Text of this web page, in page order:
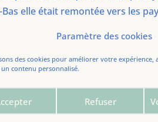
Paramètre des cookies
des cookies pour améliorer votre expérience,
contenu personnalisé.
Refuser
Bas elle était remontée vers les
rencontrer et chemineront
se transforme en une sorte de
très grand âge est de sortie.
fauteuil.